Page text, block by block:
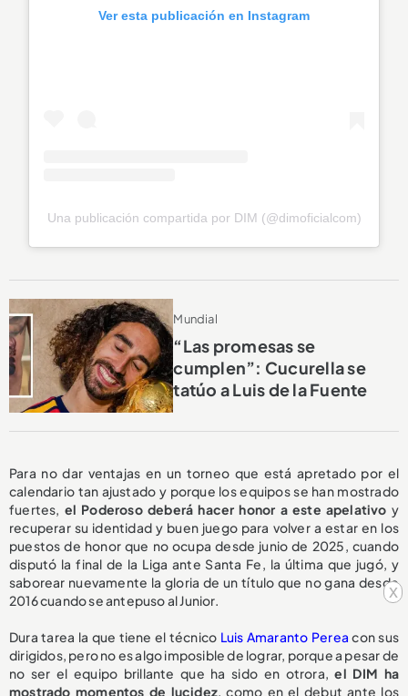
x
Ver esta publicación en Instagram
Una publicación compartida por DIM (@dimoficialcom)
Mundial
“Las promesas se
cumplen”: Cucurella se
tatúo a Luis de la Fuente
Para no dar ventajas en un torneo que está apretado por el
calendario tan ajustado y porque los equipos se han mostrado
fuertes, el Poderoso deberá hacer honor a este apelativo y
recuperar su identidad y buen juego para volver a estar en los
puestos de honor que no ocupa desde junio de 2025, cuando
disputó la final de la Liga ante Santa Fe, la última que jugó, y
saborear nuevamente la gloria de un título que no gana desde
2016 cuando se antepuso al Junior.
Dura tarea la que tiene el técnico Luis Amaranto Perea con sus
dirigidos, pero no es algo imposible de lograr, porque a pesar de
no ser el equipo brillante que ha sido en otrora,el DIM ha
mostrado momentos de lucidez, como en el debut ante los